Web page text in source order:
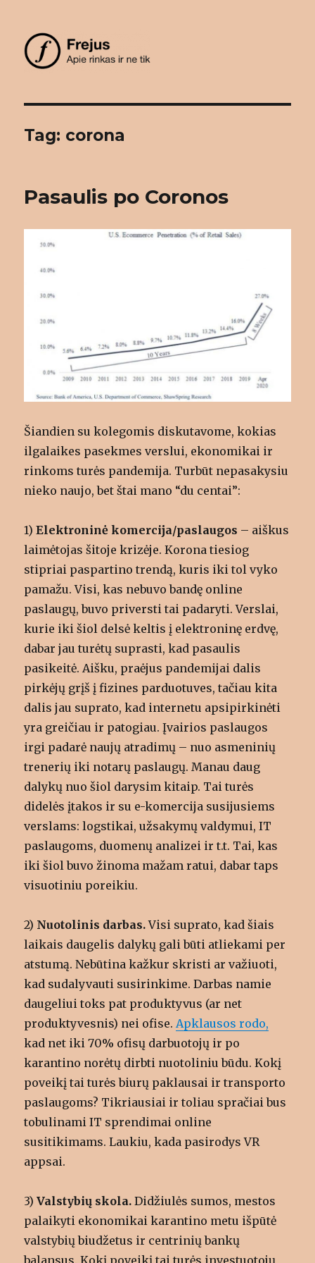
Tag: corona
Pasaulis po Coronos
Šiandien su kolegomis diskutavome, kokias
ilgalaikes pasekmes verslui, ekonomikai ir
rinkoms turės pandemija. Turbūt nepasakysiu
nieko naujo, bet štai mano “du centai”:
1)Elektroninė komercija/paslaugos – aiškus
laimėtojas šitoje krizėje. Korona tiesiog
stipriai paspartino trendą, kuris iki tol vyko
pamažu. Visi, kas nebuvo bandę online
paslaugų, buvo priversti tai padaryti. Verslai,
kurie iki šiol delsė keltis į elektroninę erdvę,
dabar jau turėtų suprasti, kad pasaulis
pasikeitė. Aišku, praėjus pandemijai dalis
pirkėjų grįš į fizines parduotuves, tačiau kita
dalis jau suprato, kad internetu apsipirkinėti
yra greičiau ir patogiau. Įvairios paslaugos
irgi padarė naujų atradimų – nuo asmeninių
trenerių iki notarų paslaugų. Manau daug
dalykų nuo šiol darysim kitaip. Tai turės
didelės įtakos ir su e-komercija susijusiems
verslams: logstikai, užsakymų valdymui, IT
paslaugoms, duomenų analizei ir t.t. Tai, kas
iki šiol buvo žinoma mažam ratui, dabar taps
visuotiniu poreikiu.
2) Nuotolinis darbas.Visi suprato, kad šiais
laikais daugelis dalykų gali būti atliekami per
atstumą. Nebūtina kažkur skristi ar važiuoti,
kad sudalyvauti susirinkime. Darbas namie
daugeliui toks pat produktyvus (ar net
produktyvesnis) nei ofise.Apklausos rodo,
kad net iki 70% ofisų darbuotojų ir po
karantino norėtų dirbti nuotoliniu būdu. Kokį
poveikį tai turės biurų paklausai ir transporto
paslaugoms? Tikriausiai ir toliau spračiai bus
tobulinami IT sprendimai online
susitikimams. Laukiu, kada pasirodys VR
appsai.
3)Valstybių skola. Didžiulės sumos, mestos
palaikyti ekonomikai karantino metu išpūtė
valstybių biudžetus ir centrinių bankų